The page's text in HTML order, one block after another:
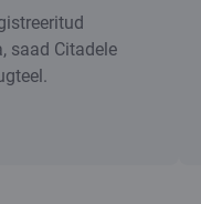
saad Citadele